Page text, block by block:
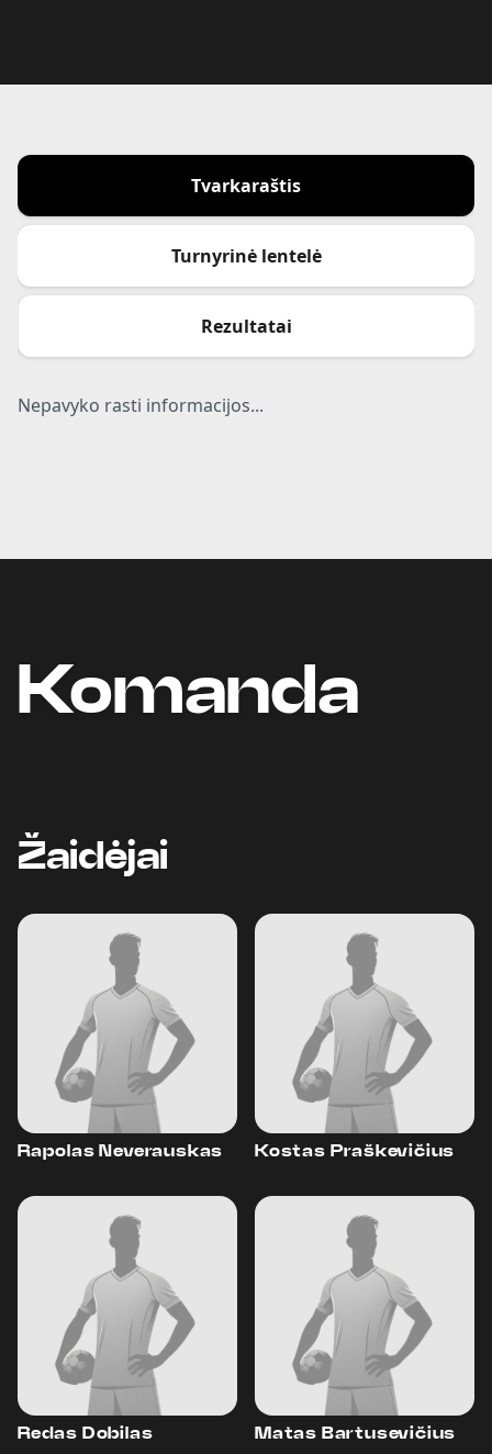
Tvarkaraštis
Turnyrinė lentelė
Rezultatai
Nepavyko rasti informacijos...
Komanda
Žaidėjai
Rapolas Neverauskas Kostas Praškevičius
Redas Dobilas Matas Bartusevičius